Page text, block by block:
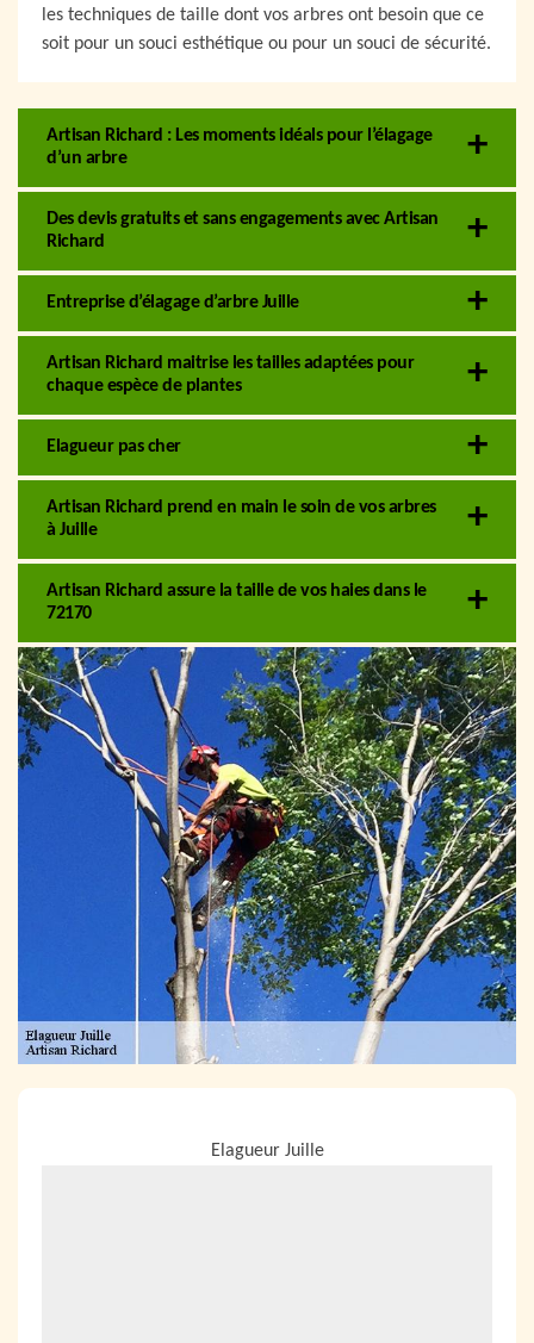
les techniques de taille dont vos arbres ont besoin que ce
soit pour un souci esthétique ou pour un souci de sécurité.
Artisan Richard : Les moments idéals pour l’élagage
d’un arbre
Des devis gratuits et sans engagements avec Artisan
Richard
Entreprise d’élagage d’arbre Juille
Artisan Richard maitrise les tailles adaptées pour
chaque espèce de plantes
Elagueur pas cher
Artisan Richard prend en main le soin de vos arbres
à Juille
Artisan Richard assure la taille de vos haies dans le
72170
Elagueur Juille